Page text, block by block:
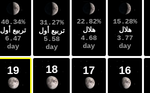
22.82%
هلال
4.68
day
31.27%
تربيع أول
5.58
day
40.34%
تربيع أول
6.47
day
49.79%
تربيع أول
7.36
day
17
18
19
20